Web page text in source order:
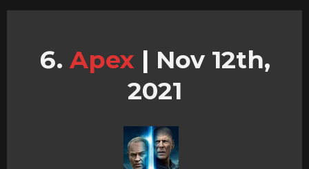
Apex | Nov 12th,
2021